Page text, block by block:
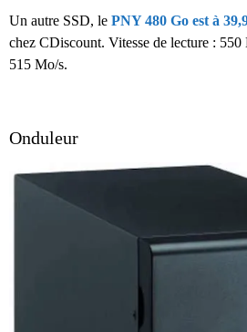
Un autre SSD, le PNY 480 Go est à
chez CDiscount. Vitesse de lecture : 550
515 Mo/s.
Onduleur